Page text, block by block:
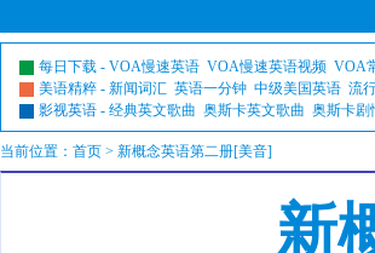
每日下载 - VOA慢速英语 VOA慢速英语视频 VOA
美语精粹 - 新闻词汇 英语一分钟 中级美国英语 流
影视英语 - 经典英文歌曲 奥斯卡英文歌曲 奥斯卡剧
当前位置： 首页 > 新概念英语第二册[美音]
新